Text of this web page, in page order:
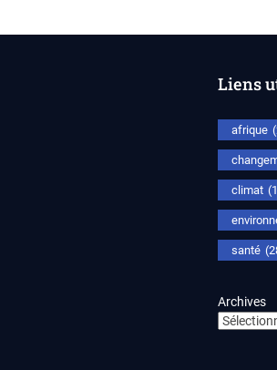
Liens
afrique
climat
santé
Archives